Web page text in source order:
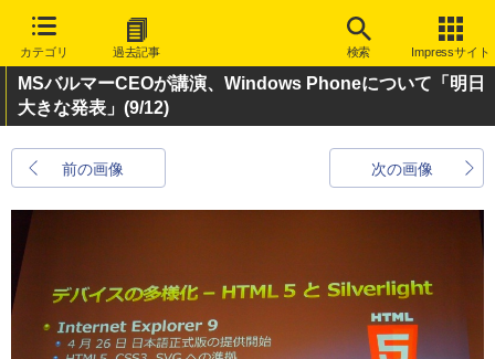
カテゴリ 過去記事 検索 Impressサイト
MSバルマーCEOが講演、Windows Phoneについて「明日
大きな発表」 (9/12)
前の画像 次の画像